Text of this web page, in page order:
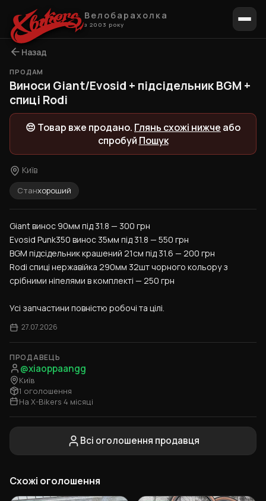
Велобарахолка
з 2003 року
Назад
ПРОДАМ
Виноси Giant/Evosid + підсідельник BGM +
спиці Rodi
😔 Товар вже продано. Глянь схожі нижче або
спробуй Пошук
Київ
Станхороший
Giant винос 90мм під 31.8 — 300 грн
Evosid Punk350 винос 35мм під 31.8 — 550 грн
BGM підсідельник крашений 21см під 31.6 — 200 грн
Rodi спиці нержавійка 290мм 32шт чорного кольору з
срібними ніпелями в комплекті — 250 грн
Усі запчастини повністю робочі та цілі.
27.07.2026
ПРОДАВЕЦЬ
@xiaoppaangg
Київ
1 оголошення
На X-Bikers 4 місяці
Всі оголошення продавця
Схожі оголошення